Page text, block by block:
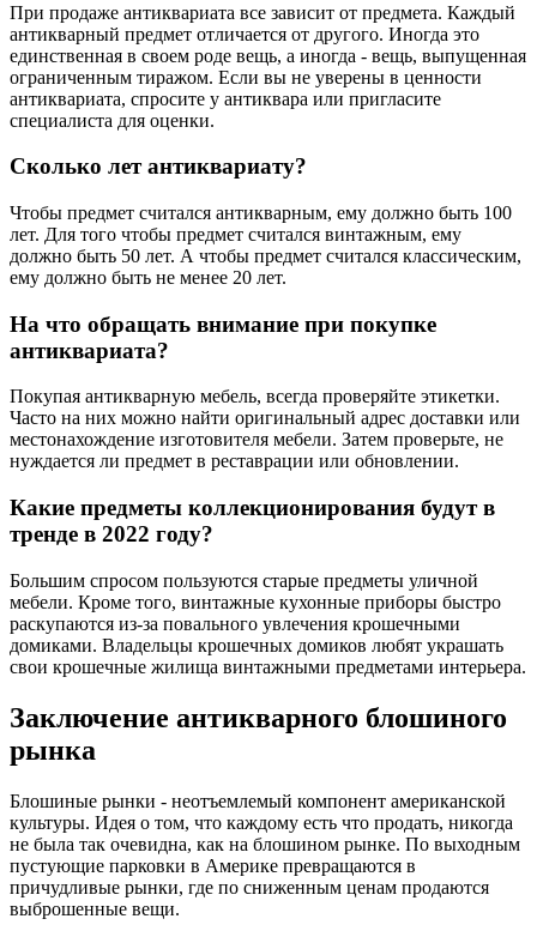
При продаже антиквариата все зависит от предмета. Каждый
антикварный предмет отличается от другого. Иногда это
единственная в своем роде вещь, а иногда - вещь, выпущенная
ограниченным тиражом. Если вы не уверены в ценности
антиквариата, спросите у антиквара или пригласите
специалиста для оценки.
Сколько лет антиквариату?
Чтобы предмет считался антикварным, ему должно быть 100
лет. Для того чтобы предмет считался винтажным, ему
должно быть 50 лет. А чтобы предмет считался классическим,
ему должно быть не менее 20 лет.
На что обращать внимание при покупке
антиквариата?
Покупая антикварную мебель, всегда проверяйте этикетки.
Часто на них можно найти оригинальный адрес доставки или
местонахождение изготовителя мебели. Затем проверьте, не
нуждается ли предмет в реставрации или обновлении.
Какие предметы коллекционирования будут в
тренде в 2022 году?
Большим спросом пользуются старые предметы уличной
мебели. Кроме того, винтажные кухонные приборы быстро
раскупаются из-за повального увлечения крошечными
домиками. Владельцы крошечных домиков любят украшать
свои крошечные жилища винтажными предметами интерьера.
Заключение антикварного блошиного
рынка
Блошиные рынки - неотъемлемый компонент американской
культуры. Идея о том, что каждому есть что продать, никогда
не была так очевидна, как на блошином рынке. По выходным
пустующие парковки в Америке превращаются в
причудливые рынки, где по сниженным ценам продаются
выброшенные вещи.